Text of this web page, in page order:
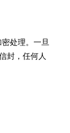
密处理。一旦
封，任何人